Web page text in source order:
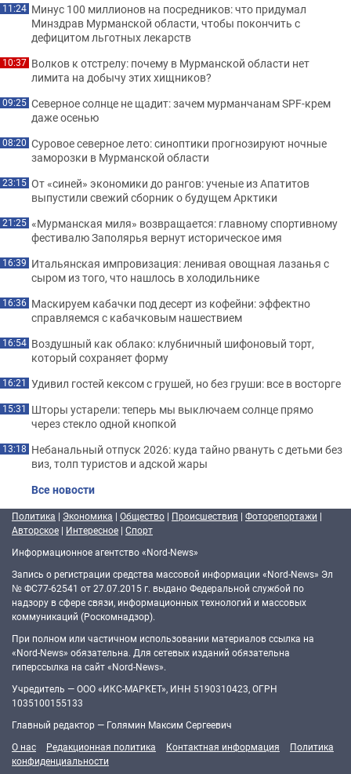
11:24 Минус 100 миллионов на посредников: что придумал
Минздрав Мурманской области, чтобы покончить с
дефицитом льготных лекарств
10:37 Волков к отстрелу: почему в Мурманской области нет
лимита на добычу этих хищников?
09:25 Северное солнце не щадит: зачем мурманчанам SPF-крем
даже осенью
08:20 Суровое северное лето: синоптики прогнозируют ночные
заморозки в Мурманской области
23:15 От «синей» экономики до рангов: ученые из Апатитов
выпустили свежий сборник о будущем Арктики
21:25 «Мурманская миля» возвращается: главному спортивному
фестивалю Заполярья вернут историческое имя
16:39 Итальянская импровизация: ленивая овощная лазанья с
сыром из того, что нашлось в холодильнике
16:36 Маскируем кабачки под десерт из кофейни: эффектно
справляемся с кабачковым нашествием
16:54 Воздушный как облако: клубничный шифоновый торт,
который сохраняет форму
16:21 Удивил гостей кексом с грушей, но без груши: все в восторге
15:31 Шторы устарели: теперь мы выключаем солнце прямо
через стекло одной кнопкой
13:18 Небанальный отпуск 2026: куда тайно рвануть с детьми без
виз, толп туристов и адской жары
Все новости
Политика | Экономика | Общество | Происшествия | Фоторепортажи |
Авторское | Интересное | Спорт
Информационное агентство «Nord-News»
Запись о регистрации средства массовой информации «Nord-News» Эл
№ ФС77-62541 от 27.07.2015 г. выдано Федеральной службой по
надзору в сфере связи, информационных технологий и массовых
коммуникаций (Роскомнадзор).
При полном или частичном использовании материалов ссылка на
«Nord-News» обязательна. Для сетевых изданий обязательна
гиперссылка на сайт «Nord-News».
Учредитель — ООО «ИКС-МАРКЕТ», ИНН 5190310423, ОГРН
1035100155133
Главный редактор — Голямин Максим Сергеевич
О нас
Редакционная политика Контактная информация
Политика
конфиденциальности